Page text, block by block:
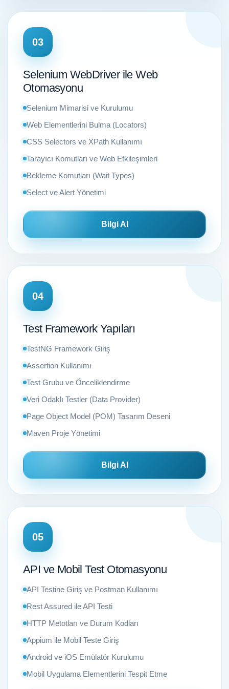
03
Selenium WebDriver ile Web
Otomasyonu
Selenium Mimarisi ve Kurulumu
Web Elementlerini Bulma (Locators)
CSS Selectors ve XPath Kullanımı
Tarayıcı Komutları ve Web Etkileşimleri
Bekleme Komutları (Wait Types)
Select ve Alert Yönetimi
Bilgi Al
04
Test Framework Yapıları
TestNG Framework Giriş
Assertion Kullanımı
Test Grubu ve Önceliklendirme
Veri Odaklı Testler (Data Provider)
Page Object Model (POM) Tasarım Deseni
Maven Proje Yönetimi
Bilgi Al
05
API ve Mobil Test Otomasyonu
API Testine Giriş ve Postman Kullanımı
Rest Assured ile API Testi
HTTP Metotları ve Durum Kodları
Appium ile Mobil Teste Giriş
Android ve iOS Emülatör Kurulumu
Mobil Uygulama Elementlerini Tespit Etme